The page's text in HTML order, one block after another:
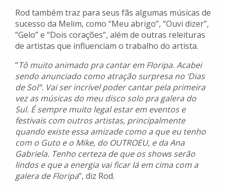
Rod também traz para seus fãs algumas músicas de
sucesso da Melim, como “Meu abrigo”, “Ouvi dizer”,
“Gelo” e “Dois corações”, além de outras releituras
de artistas que influenciam o trabalho do artista.
“Tô muito animado pra cantar em Floripa. Acabei
sendo anunciado como atração surpresa no ‘Dias
de Sol”. Vai ser incrível poder cantar pela primeira
vez as músicas do meu disco solo pra galera do
Sul. É sempre muito legal estar em eventos e
festivais com outros artistas, principalmente
quando existe essa amizade como a que eu tenho
com o Guto e o Mike, do OUTROEU, e da Ana
Gabriela. Tenho certeza de que os shows serão
lindos e que a energia vai ficar lá em cima com a
galera de Floripa”, diz Rod.